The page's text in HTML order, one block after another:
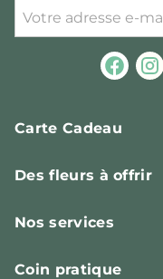
Carte Cadeau
Des fleurs à offrir
Nos services
Coin pratique